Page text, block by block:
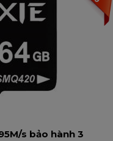
s bảo hành 3